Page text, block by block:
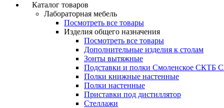
Каталог товаров
Лабораторная мебель
Посмотреть все товары
Изделия общего назначения
Посмотреть все товары
Дополнительные изделия к столам
Зонты вытяжные
Подставки и полки Смоленское СКТБ
Полки книжные настенные
Полки настенные
Приставки под дистиллятор
Стеллажи